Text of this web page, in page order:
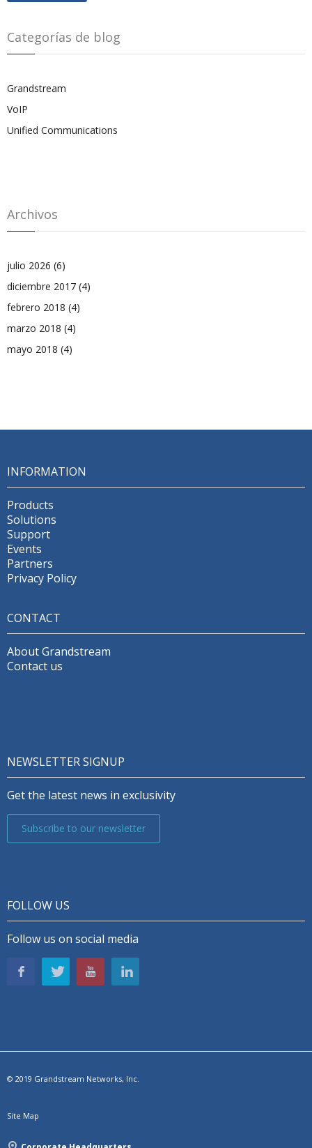
Categorías de blog
Grandstream
VoIP
Unified Communications
Archivos
julio 2026 (6)
diciembre 2017 (4)
febrero 2018 (4)
marzo 2018 (4)
mayo 2018 (4)
INFORMATION
Products
Solutions
Support
Events
Partners
Privacy Policy
CONTACT
About Grandstream
Contact us
NEWSLETTER SIGNUP
Get the latest news in exclusivity
Subscribe to our newsletter
FOLLOW US
Follow us on social media
© 2019 Grandstream Networks, Inc.
Site Map